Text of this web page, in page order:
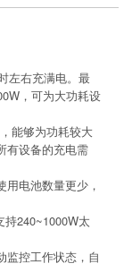
左右充满电。最
，可为大功耗设
能够为功耗较大
有设备的充电需
用电池数量更少，
240~1000W太
监控工作状态，自